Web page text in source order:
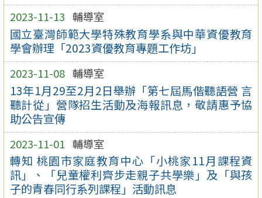
2023-11-13 輔導室
國立臺灣師範大學特殊教育學系與中華資優教育
學會辦理「2023資優教育專題工作坊」
2023-11-08 輔導室
13年1月29至2月2日舉辦「第七屆馬偕聽語營 言
聽計從」營隊招生活動及海報訊息，敬請惠予協
助公告宣傳
2023-11-01 輔導室
轉知 桃園市家庭教育中心「小桃家11月課程資
訊」、「兒童權利齊步走親子共學樂」及「與孩
子的青春同行系列課程」活動訊息